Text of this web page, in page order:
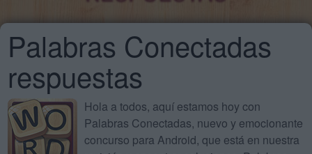
Palabras Conectadas
respuestas
Hola a todos, aquí estamos hoy con
Palabras Conectadas, nuevo y emocionante
concurso para Android, que está en nuestra